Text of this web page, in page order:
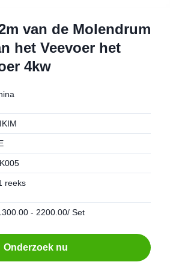
van de Molendrum
het Veevoer het
4kw
reeks
- 2200.00/ Set
Onderzoek nu